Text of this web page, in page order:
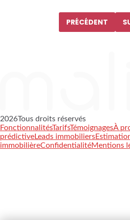
Pagination
PRÉCÉDENT
2026Tous droits réservés
FonctionnalitésTarifsTémoignagesÀ
prédictiveLeads immobiliers
immobilièreConfidentialitéMentions